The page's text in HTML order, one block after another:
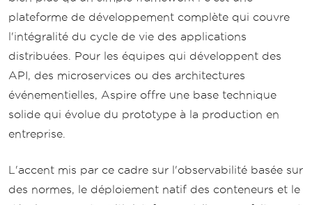
plateforme de développement complète qui couvre
l'intégralité du cycle de vie des applications
distribuées. Pour les équipes qui développent des
API, des microservices ou des architectures
événementielles, Aspire offre une base technique
solide qui évolue du prototype à la production en
entreprise.
L'accent mis par ce cadre sur l'observabilité basée sur
des normes, le déploiement natif des conteneurs et le